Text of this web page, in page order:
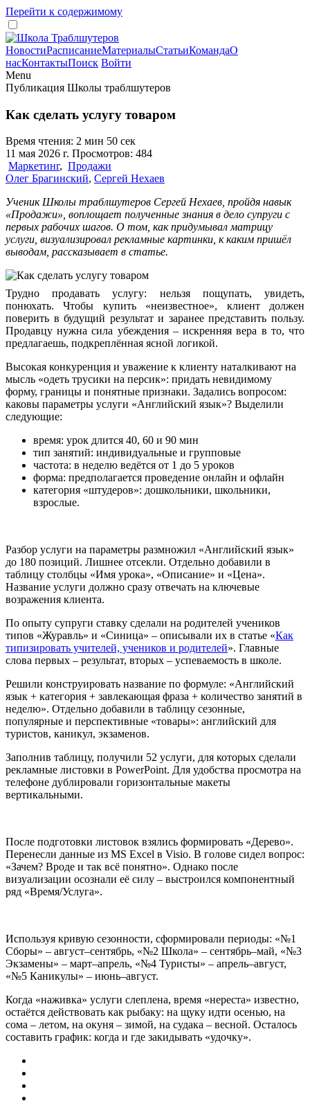
Перейти к содержимому
НовостиРасписаниеМатериалыСтатьиКомандаО
насКонтактыПоиск Войти
Menu
Публикация Школы траблшутеров
Как сделать услугу товаром
Время чтения: 2 мин 50 сек
11 мая 2026 г. Просмотров: 484
Маркетинг, Продажи
Олег Брагинский, Сергей Нехаев
Ученик Школы траблшутеров Сергей Нехаев, пройдя навык
«Продажи», воплощает полученные знания в дело супруги с
первых рабочих шагов. О том, как придумывал матрицу
услуги, визуализировал рекламные картинки, к каким пришёл
выводам, рассказывает в статье.
Трудно продавать услугу: нельзя пощупать, увидеть,
понюхать. Чтобы купить «неизвестное», клиент должен
поверить в будущий результат и заранее представить пользу.
Продавцу нужна сила убеждения – искренняя вера в то, что
предлагаешь, подкреплённая ясной логикой.
Высокая конкуренция и уважение к клиенту наталкивают на
мысль «одеть трусики на персик»: придать невидимому
форму, границы и понятные признаки. Задались вопросом:
каковы параметры услуги «Английский язык»? Выделили
следующие:
время: урок длится 40, 60 и 90 мин
тип занятий: индивидуальные и групповые
частота: в неделю ведётся от 1 до 5 уроков
форма: предполагается проведение онлайн и офлайн
категория «штудеров»: дошкольники, школьники,
взрослые.
Разбор услуги на параметры размножил «Английский язык»
до 180 позиций. Лишнее отсекли. Отдельно добавили в
таблицу столбцы «Имя урока», «Описание» и «Цена».
Название услуги должно сразу отвечать на ключевые
возражения клиента.
По опыту супруги ставку сделали на родителей учеников
типов «Журавль» и «Синица» – описывали их в статье «Как
типизировать учителей, учеников и родителей». Главные
слова первых – результат, вторых – успеваемость в школе.
Решили конструировать название по формуле: «Английский
язык + категория + завлекающая фраза + количество занятий в
неделю». Отдельно добавили в таблицу сезонные,
популярные и перспективные «товары»: английский для
туристов, каникул, экзаменов.
Заполнив таблицу, получили 52 услуги, для которых сделали
рекламные листовки в PowerPoint. Для удобства просмотра на
телефоне дублировали горизонтальные макеты
вертикальными.
После подготовки листовок взялись формировать «Дерево».
Перенесли данные из MS Excel в Visio. В голове сидел вопрос:
«Зачем? Вроде и так всё понятно». Однако после
визуализации осознали её силу – выстроился компонентный
ряд «Время/Услуга».
Используя кривую сезонности, сформировали периоды: «№1
Сборы» – август–сентябрь, «№2 Школа» – сентябрь–май, «№3
Экзамены» – март–апрель, «№4 Туристы» – апрель–август,
«№5 Каникулы» – июнь–август.
Когда «наживка» услуги слеплена, время «нереста» известно,
остаётся действовать как рыбаку: на щуку идти осенью, на
сома – летом, на окуня – зимой, на судака – весной. Осталось
составить график: когда и где закидывать «удочку».